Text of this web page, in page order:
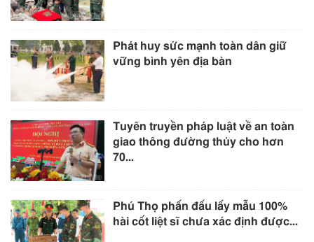
Phát huy sức mạnh toàn dân giữ
vững bình yên địa bàn
Tuyên truyền pháp luật về an toàn
giao thông đường thủy cho hơn
70...
Phú Thọ phấn đấu lấy mẫu 100%
hài cốt liệt sĩ chưa xác định được...